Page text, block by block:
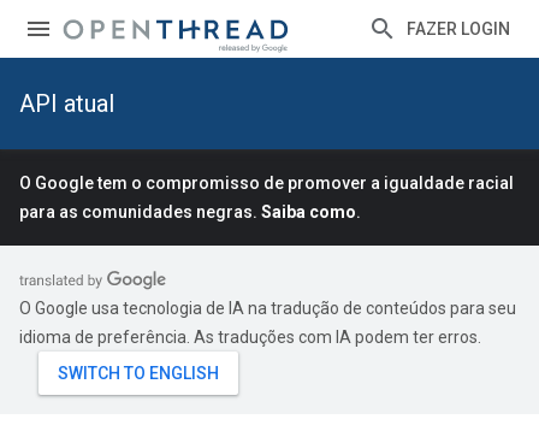
FAZER LOGIN
API atual
O Google tem o compromisso de promover a igualdade racial
para as comunidades negras. Saiba como.
O Google usa tecnologia de IA na tradução de conteúdos para seu
idioma de preferência. As traduções com IA podem ter erros.